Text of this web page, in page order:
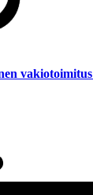
vakiotoimitus